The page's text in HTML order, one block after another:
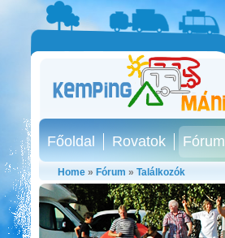
Főoldal Rovatok Fórum
Home » Fórum » Találkozók